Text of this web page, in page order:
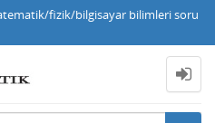
fizik/bilgisayar bilimleri soru